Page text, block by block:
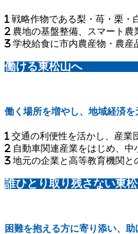
戦略作物である梨・苺・栗・
農地の基盤整備、スマート農
学校給食に市内農産物・農産
働ける東松山へ
働く場所を増やし、地域経済を
交通の利便性を活かし、産業
自動車関連産業をはじめ、中
地元の企業と高等教育機関と
誰ひとり取り残さない東
困難を抱える方に寄り添い、